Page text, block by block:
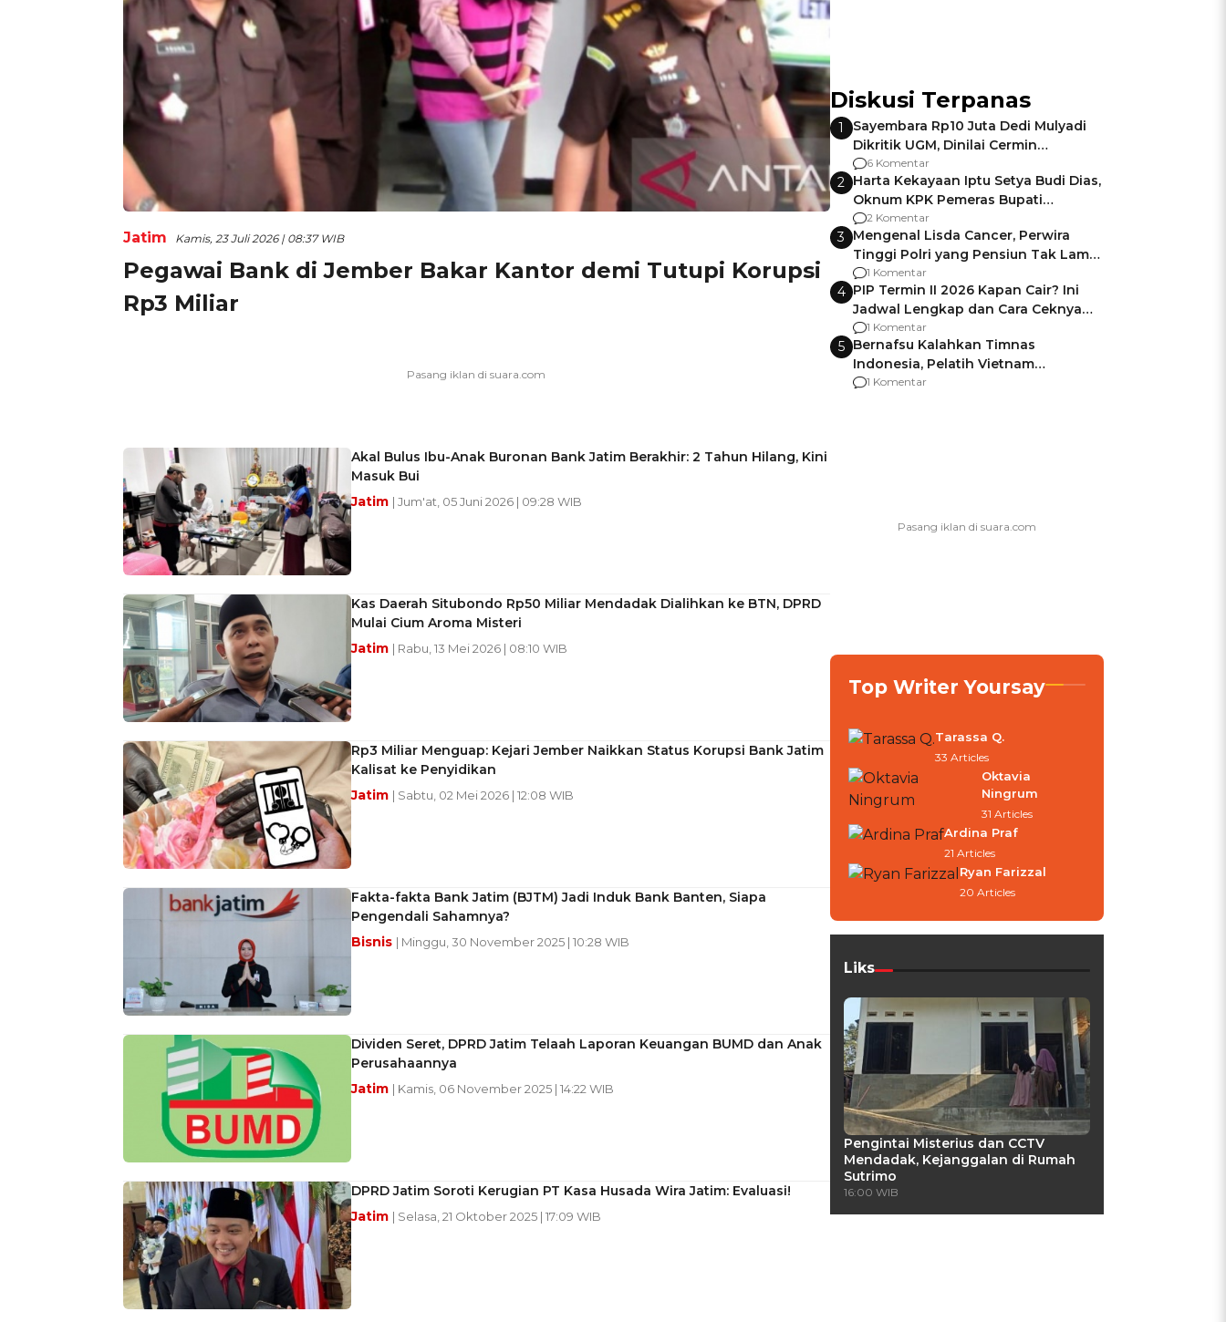
Jatim Kamis, 23 Juli 2026 | 08:37 WIB
Pegawai Bank di Jember Bakar Kantor demi Tutupi Korupsi
Rp3 Miliar
Akal Bulus Ibu-Anak Buronan Bank Jatim Berakhir: 2 Tahun Hilang, Kini
Masuk Bui
Jatim | Jum'at, 05 Juni 2026 | 09:28 WIB
Kas Daerah Situbondo Rp50 Miliar Mendadak Dialihkan ke BTN, DPRD
Mulai Cium Aroma Misteri
Jatim | Rabu, 13 Mei 2026 | 08:10 WIB
Rp3 Miliar Menguap: Kejari Jember Naikkan Status Korupsi Bank Jatim
Kalisat ke Penyidikan
Jatim | Sabtu, 02 Mei 2026 | 12:08 WIB
Fakta-fakta Bank Jatim (BJTM) Jadi Induk Bank Banten, Siapa
Pengendali Sahamnya?
Bisnis | Minggu, 30 November 2025 | 10:28 WIB
Dividen Seret, DPRD Jatim Telaah Laporan Keuangan BUMD dan Anak
Perusahaannya
Jatim | Kamis, 06 November 2025 | 14:22 WIB
DPRD Jatim Soroti Kerugian PT Kasa Husada Wira Jatim: Evaluasi!
Jatim | Selasa, 21 Oktober 2025 | 17:09 WIB
Diskusi Terpanas
1
Sayembara Rp10 Juta Dedi Mulyadi
Dikritik UGM, Dinilai Cermin
Gagalnya Negara Jamin Keamanan
6 Komentar
2 Harta Kekayaan Iptu Setya Budi Dias,
Oknum KPK Pemeras Bupati
Pemalang
2 Komentar
3 Mengenal Lisda Cancer, Perwira
Tinggi Polri yang Pensiun Tak Lama
Usai Jadi Brigjen
1 Komentar
4 PIP Termin II 2026 Kapan Cair? Ini
Jadwal Lengkap dan Cara Ceknya
agar Dana Tidak Hangus!
1 Komentar
5 Bernafsu Kalahkan Timnas
Indonesia, Pelatih Vietnam
Berencana Pakai Jimat di Pakansari
1 Komentar
Top Writer Yoursay
Tarassa Q.
33 Articles
Oktavia
Ningrum
31 Articles
Ardina Praf
21 Articles
Ryan Farizzal
20 Articles
Liks
Pengintai Misterius dan CCTV
Mendadak, Kejanggalan di Rumah
Sutrimo
16:00 WIB